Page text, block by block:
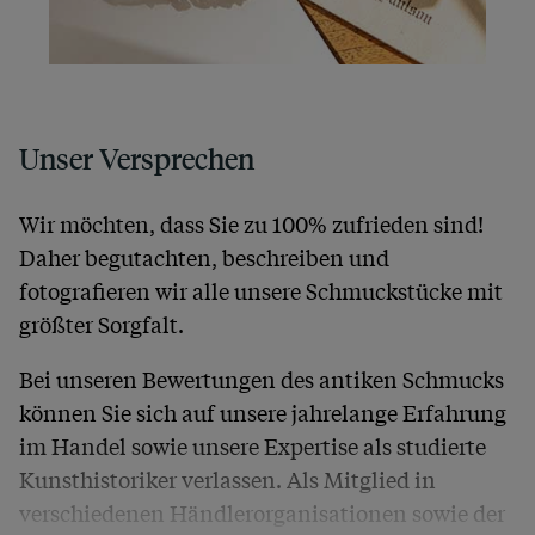
Unser Versprechen
Wir möchten, dass Sie zu 100% zufrieden sind!
Daher begutachten, beschreiben und
fotografieren wir alle unsere Schmuckstücke mit
größter Sorgfalt.
Bei unseren Bewertungen des antiken Schmucks
können Sie sich auf unsere jahrelange Erfahrung
im Handel sowie unsere Expertise als studierte
Kunsthistoriker verlassen. Als Mitglied in
verschiedenen Händlerorganisationen sowie der